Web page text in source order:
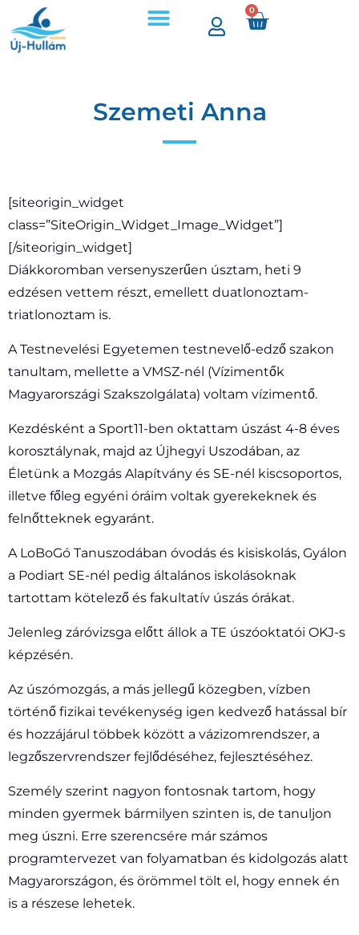
0
Szemeti Anna
[siteorigin_widget
class=”SiteOrigin_Widget_Image_Widget”]
[/siteorigin_widget]
Diákkoromban versenyszerűen úsztam, heti 9
edzésen vettem részt, emellett duatlonoztam-
triatlonoztam is.
A Testnevelési Egyetemen testnevelő-edző szakon
tanultam, mellette a VMSZ-nél (Vízimentők
Magyarországi Szakszolgálata) voltam vízimentő.
Kezdésként a Sport11-ben oktattam úszást 4-8 éves
korosztálynak, majd az Újhegyi Uszodában, az
Életünk a Mozgás Alapítvány és SE-nél kiscsoportos,
illetve főleg egyéni óráim voltak gyerekeknek és
felnőtteknek egyaránt.
A LoBoGó Tanuszodában óvodás és kisiskolás, Gyálon
a Podiart SE-nél pedig általános iskolásoknak
tartottam kötelező és fakultatív úszás órákat.
Jelenleg záróvizsga előtt állok a TE úszóoktatói OKJ-s
képzésén.
Az úszómozgás, a más jellegű közegben, vízben
történő fizikai tevékenység igen kedvező hatással bír
és hozzájárul többek között a vázizomrendszer, a
legzőszervrendszer fejlődéséhez, fejlesztéséhez.
Személy szerint nagyon fontosnak tartom, hogy
minden gyermek bármilyen szinten is, de tanuljon
meg úszni. Erre szerencsére már számos
programtervezet van folyamatban és kidolgozás alatt
Magyarországon, és örömmel tölt el, hogy ennek én
is a részese lehetek.